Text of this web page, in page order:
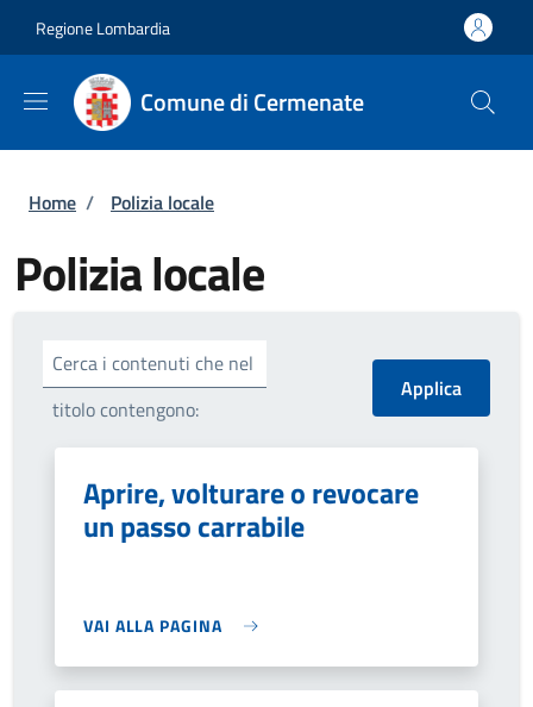
Regione Lombardia
Comune di Cermenate
Briciole di pane
Home / Polizia locale
Polizia locale
Cerca i contenuti che nel
titolo contengono:
Aprire, volturare o revocare
un passo carrabile
VAI ALLA PAGINA